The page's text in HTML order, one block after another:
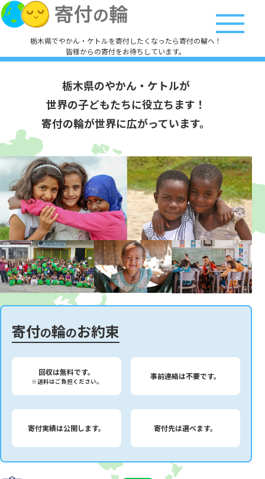
栃木県でやかん・ケトルを寄付したくなったら寄付の輪へ！
皆様からの寄付をお待ちしています。
栃木県のやかん・ケトルが
世界の子どもたちに役立ちます！
寄付の輪が世界に広がっています。
寄付の輪のお約束
回収は無料です。
※送料はご負担ください。
事前連絡は不要です。
寄付実績は公開します。 寄付先は選べます。